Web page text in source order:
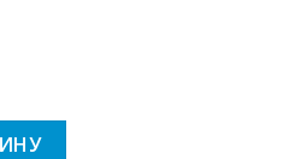
Аккумуляторная батарея